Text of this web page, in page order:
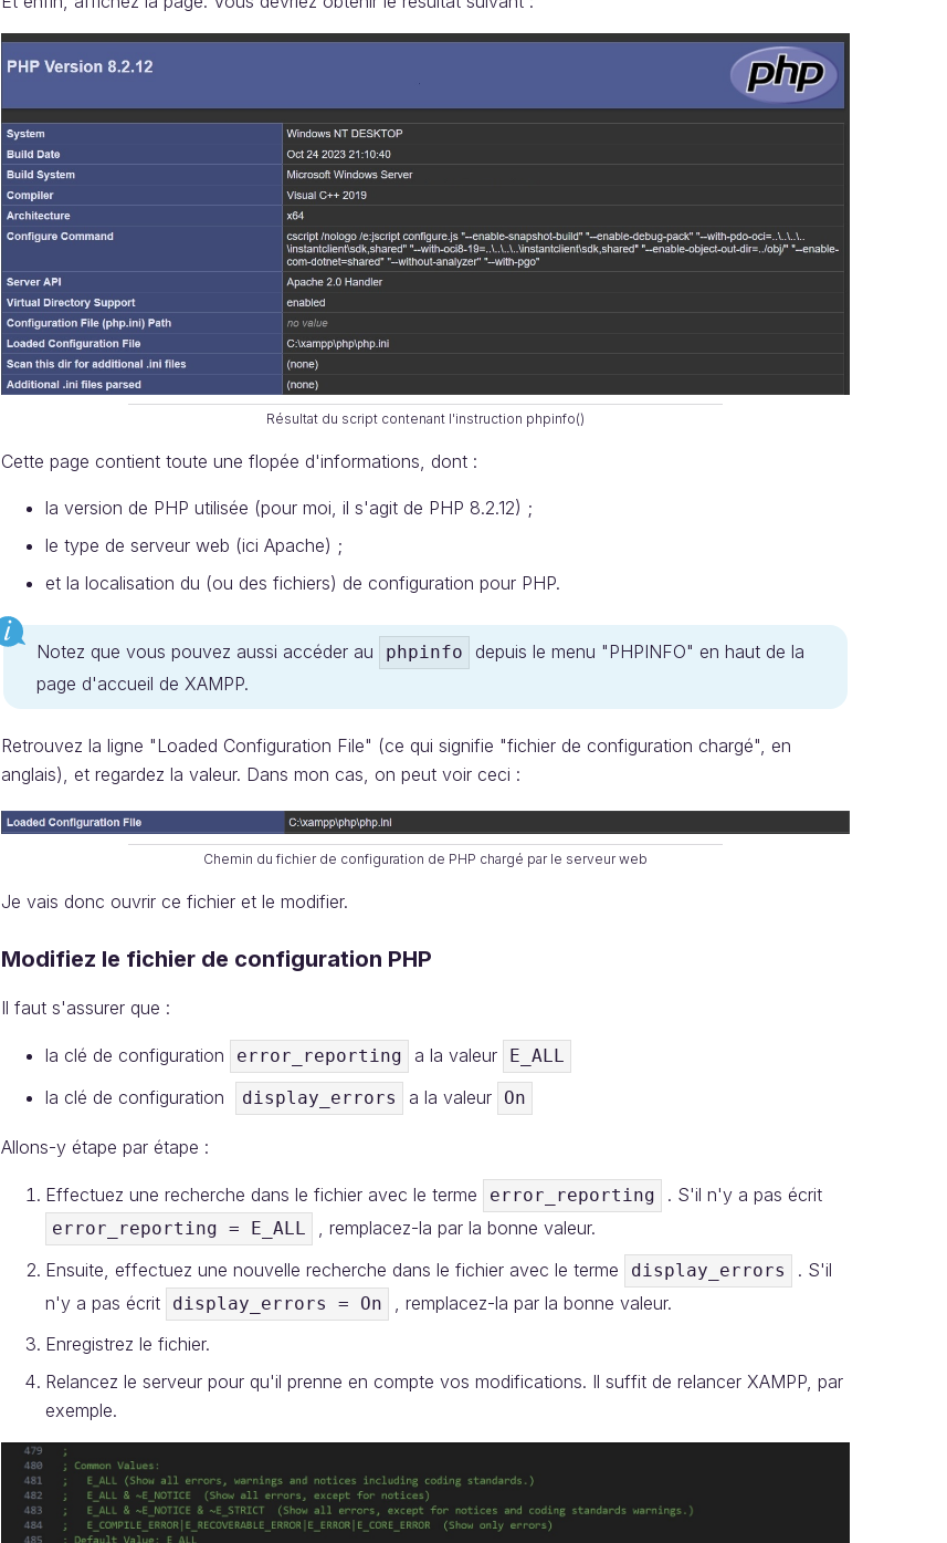
Résultat du script contenant l'instruction phpinfo()
Cette page contient toute une flopée d'informations, dont :
la version de PHP utilisée (pour moi, il s'agit de PHP 8.2.12) ;
le type de serveur web (ici Apache) ;
et la localisation du (ou des fichiers) de configuration pour PHP.
Notez que vous pouvez aussi accéder au phpinfo
depuis le menu "PHPINFO" en haut de la
page d'accueil de XAMPP.
Retrouvez la ligne "Loaded Configuration File" (ce qui signifie "fichier de configuration chargé", en
anglais), et regardez la valeur. Dans mon cas, on peut voir ceci :
Chemin du fichier de configuration de PHP chargé par le serveur web
Je vais donc ouvrir ce fichier et le modifier.
Modifiez le fichier de configuration PHP
Il faut s'assurer que :
la clé de configuration error_reporting a la valeur E_ALL
la clé de configuration display_errors a la valeur On
Allons-y étape par étape :
Effectuez une recherche dans le fichier avec le terme error_reporting . S'il n'y a pas écrit
error_reporting = E_ALL
, remplacez-la par la bonne valeur.
Ensuite, effectuez une nouvelle recherche dans le fichier avec le terme
display_errors
. S'il
n'y a pas écrit
display_errors = On
, remplacez-la par la bonne valeur.
Enregistrez le fichier.
Relancez le serveur pour qu'il prenne en compte vos modifications. Il suffit de relancer XAMPP, par
exemple.